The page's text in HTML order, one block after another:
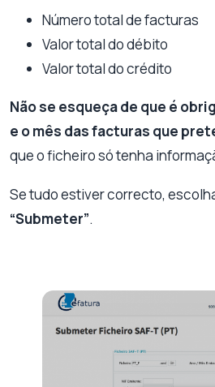
Número total de facturas
Valor total do débito
Valor total do crédito
Não se esqueça de que é
e o mês das facturas que
que o ficheiro só tenha
Se tudo estiver correcto,
“Submeter”.